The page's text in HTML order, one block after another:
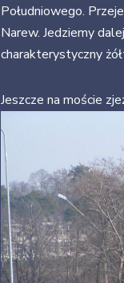
Południowego.
Narew. Jedziemy
charakterystyczny
Jeszcze na moście